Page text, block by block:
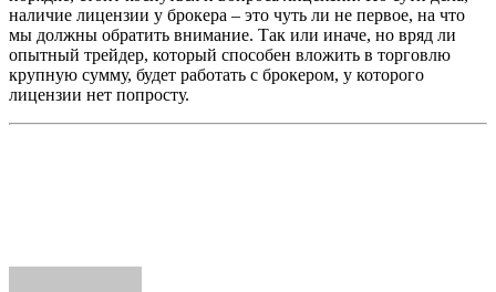
наличие лицензии у брокера – это чуть ли не первое, на что
мы должны обратить внимание. Так или иначе, но вряд ли
опытный трейдер, который способен вложить в торговлю
крупную сумму, будет работать с брокером, у которого
лицензии нет попросту.